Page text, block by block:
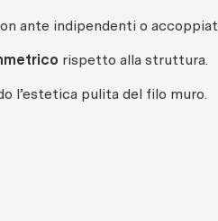
ante indipendenti o
rispetto alla struttura.
l’estetica pulita del filo muro.